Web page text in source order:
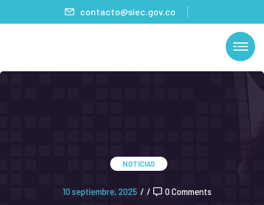
contacto@siec.gov.co
NOTICIAS
10 septiembre, 2025 / / 0 Comments